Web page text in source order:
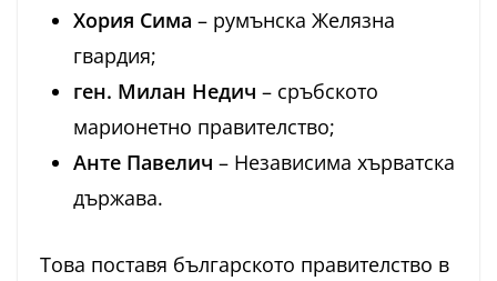
Хория Сима – румънска Желязна
гвардия;
ген. Милан Недич – сръбското
марионетно правителство;
Анте Павелич – Независима хърватска
държава.
Това поставя българското правителство в